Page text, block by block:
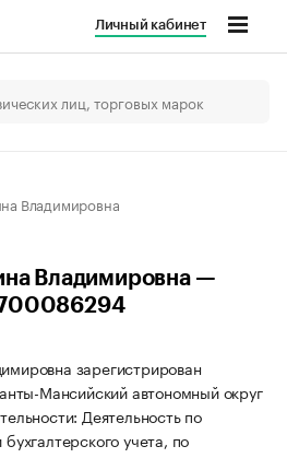
Личный кабинет
Владимировна
Владимировна —
зарегистрирован
Мансийский автономный округ
Деятельность по
учета, по